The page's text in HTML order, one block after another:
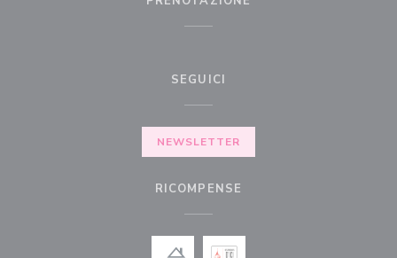
SEGUICI
NEWSLETTER
RICOMPENSE